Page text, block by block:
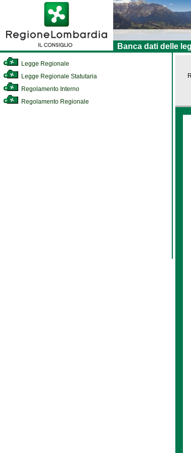
Banca dati delle
Legge Regionale
Legge Regionale Statutaria
Regolamento Interno
Regolamento Regionale